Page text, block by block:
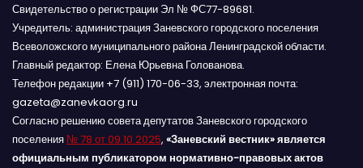
Свидетельство о регистрации Эл № ФС77-89681.
Учредитель: администрация Заневского городского поселения
Всеволожского муниципального района Ленинградской области.
Главный редактор: Елена Юрьевна Голованова.
Телефон редакции +7 (911) 170-06-33, электронная почта:
gazeta@zanevkaorg.ru
Согласно решению совета депутатов Заневского городского
поселения № 78 от 09.10.2025, «Заневский вестник» является
официальным публикатором нормативно-правовых актов